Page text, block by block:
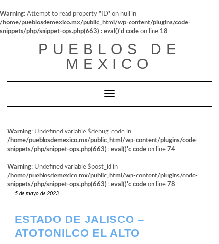
Warning: Attempt to read property "ID" on null in
/home/pueblosdemexico.mx/public_html/wp-content/plugins/code-
snippets/php/snippet-ops.php(663) : eval()'d code on line 18
PUEBLOS DE
MEXICO
Cambiar modo de navegación
Warning: Undefined variable $debug_code in
/home/pueblosdemexico.mx/public_html/wp-content/plugins/code-
snippets/php/snippet-ops.php(663) : eval()'d code on line 74
Warning: Undefined variable $post_id in
/home/pueblosdemexico.mx/public_html/wp-content/plugins/code-
snippets/php/snippet-ops.php(663) : eval()'d code on line 78
5 de mayo de 2023
ESTADO DE JALISCO –
ATOTONILCO EL ALTO